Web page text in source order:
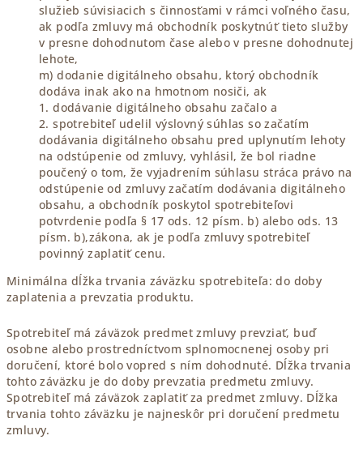
služieb súvisiacich s činnosťami v rámci voľného času,
ak podľa zmluvy má obchodník poskytnúť tieto služby
v presne dohodnutom čase alebo v presne dohodnutej
lehote,
m) dodanie digitálneho obsahu, ktorý obchodník
dodáva inak ako na hmotnom nosiči, ak
1. dodávanie digitálneho obsahu začalo a
2. spotrebiteľ udelil výslovný súhlas so začatím
dodávania digitálneho obsahu pred uplynutím lehoty
na odstúpenie od zmluvy, vyhlásil, že bol riadne
poučený o tom, že vyjadrením súhlasu stráca právo na
odstúpenie od zmluvy začatím dodávania digitálneho
obsahu, a obchodník poskytol spotrebiteľovi
potvrdenie podľa § 17 ods. 12 písm. b) alebo ods. 13
písm. b),zákona, ak je podľa zmluvy spotrebiteľ
povinný zaplatiť cenu.
Minimálna dĺžka trvania záväzku spotrebiteľa: do doby
zaplatenia a prevzatia produktu.
Spotrebiteľ má záväzok predmet zmluvy prevziať, buď
osobne alebo prostredníctvom splnomocnenej osoby pri
doručení, ktoré bolo vopred s ním dohodnuté. Dĺžka trvania
tohto záväzku je do doby prevzatia predmetu zmluvy.
Spotrebiteľ má záväzok zaplatiť za predmet zmluvy. Dĺžka
trvania tohto záväzku je najneskôr pri doručení predmetu
zmluvy.